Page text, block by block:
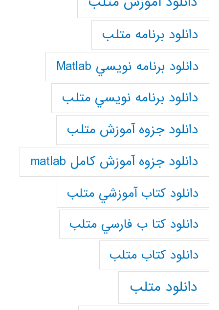
دانلود برنامه متلب
دانلود برنامه نويسي Matlab
دانلود برنامه نويسي متلب
دانلود جزوه آموزش متلب
دانلود جزوه آموزش کامل matlab
دانلود كتاب آموزشي متلب
دانلود كتا ب فارسي متلب
دانلود كتاب متلب
دانلود متلب